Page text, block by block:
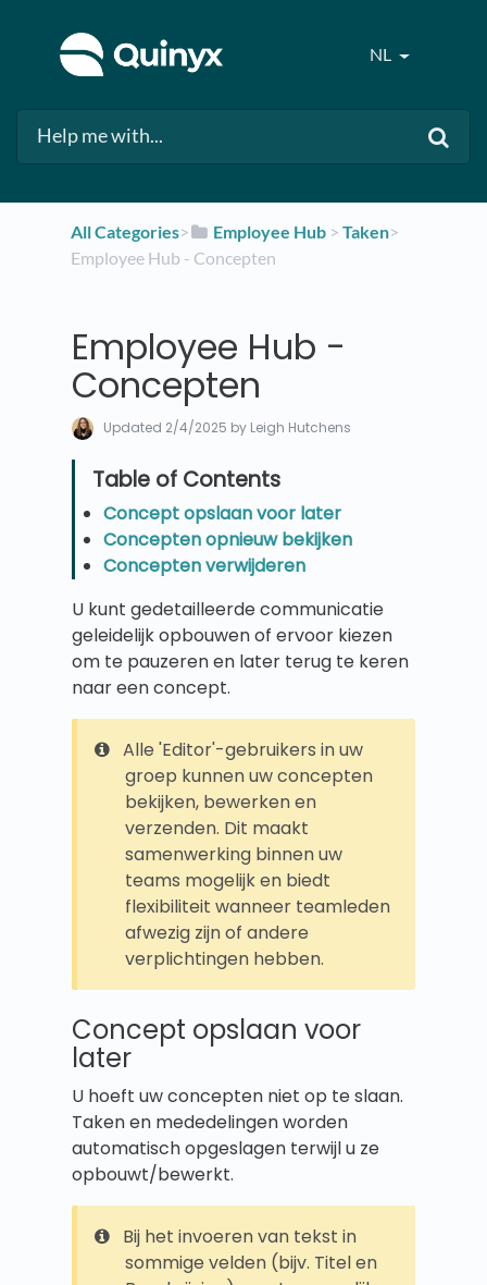
NL
All Categories​>​ ​Employee Hub ​ > ​​Taken​>​
Employee Hub - Concepten
Employee Hub -
Concepten
Updated 2/4/2025 by Leigh Hutchens
Concept opslaan voor later
Concepten opnieuw bekijken
Concepten verwijderen
U kunt gedetailleerde communicatie
geleidelijk opbouwen of ervoor kiezen
om te pauzeren en later terug te keren
naar een concept.
Alle 'Editor'-gebruikers in uw
groep kunnen uw concepten
bekijken, bewerken en
verzenden. Dit maakt
samenwerking binnen uw
teams mogelijk en biedt
flexibiliteit wanneer teamleden
afwezig zijn of andere
verplichtingen hebben.
Concept opslaan voor
later
U hoeft uw concepten niet op te slaan.
Taken en mededelingen worden
automatisch opgeslagen terwijl u ze
opbouwt/bewerkt.
Bij het invoeren van tekst in
sommige velden (bijv. Titel en